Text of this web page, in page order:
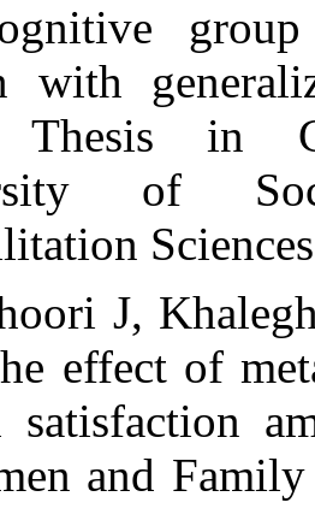
meta-
women with
Ph.D.
University
Rehabilitation
36. Ashoori J,
MR. The effect
marital
of Women and